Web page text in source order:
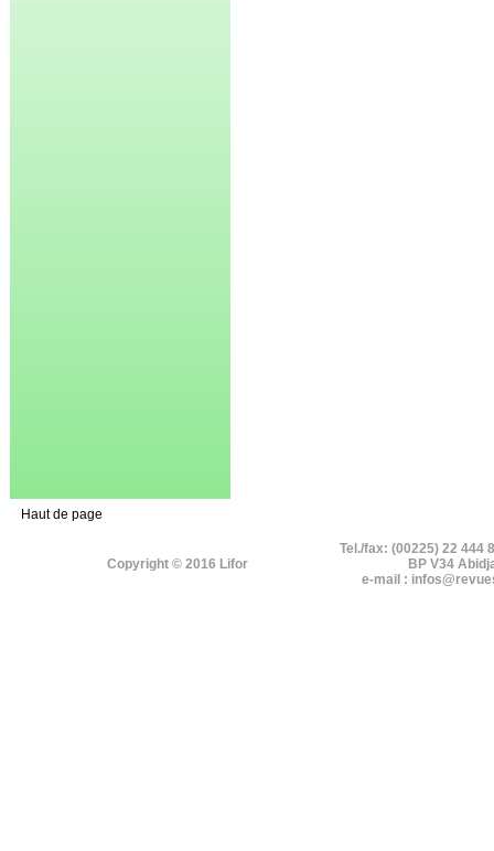
Haut de page
Copyright © 2016 Lifor
Tel./fax: (00225) 22 444
BP V34
e-mail :